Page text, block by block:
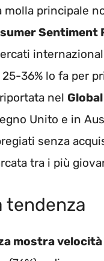
principale
Sentiment
36% lo fa per
nel
Unito e in
senza
tra i più
tendenza
mostra